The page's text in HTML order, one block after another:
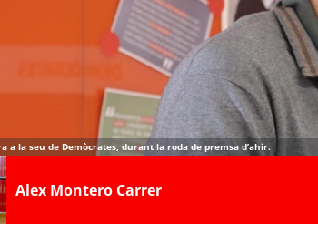
a la seu de Demòcrates, durant la roda de premsa d’ahir.
Alex Montero Carrer